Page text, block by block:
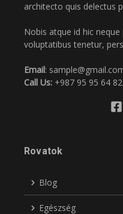
architecto quis delectus
Nobis atque id hic
voluptatibus tenetur,
Email:
Call Us: +987 95 95 64 82
Rovatok
Blog
Egészség